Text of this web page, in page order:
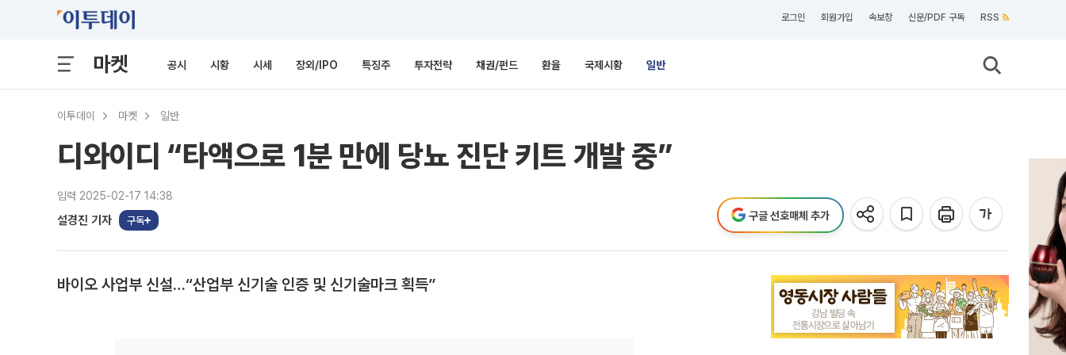
로그인 회원가입 속보창 신문/PDF 구독 RSS
마켓 공시 시황 시세 장외/IPO 특징주 투자전략 채권/펀드 환율 국제시황 일반
이투데이 마켓 일반
디와이디 “타액으로 1분 만에 당뇨 진단 키트 개발 중”
입력 2025-02-17 14:38
설경진 기자 구독 구글 선호매체 추가
바이오 사업부 신설…“산업부 신기술 인증 및 신기술마크 획득”